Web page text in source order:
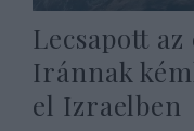
Lecsapott
Iránnak
el Izraelben